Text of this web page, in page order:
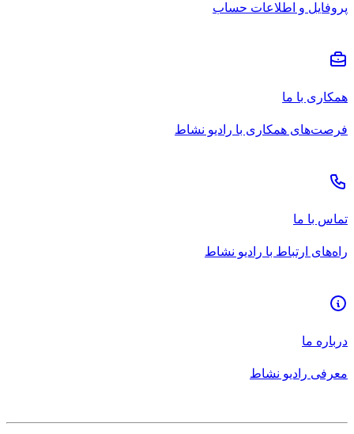
پروفایل و اطلاعات حساب
همکاری با ما
فرصت‌های همکاری با رادیو نشاط
تماس با ما
راه‌های ارتباط با رادیو نشاط
درباره ما
معرفی رادیو نشاط